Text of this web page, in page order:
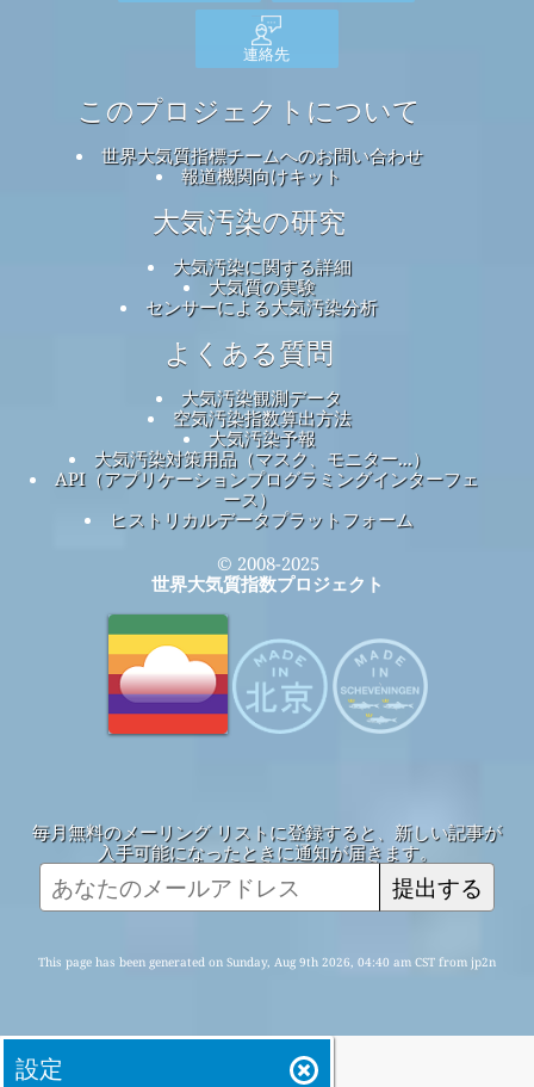
連絡先
このプロジェクトについて
世界大気質指標チームへのお問い合わせ
報道機関向けキット
大気汚染の研究
大気汚染に関する詳細
大気質の実験
センサーによる大気汚染分析
よくある質問
大気汚染観測データ
空気汚染指数算出方法
大気汚染予報
大気汚染対策用品（マスク、モニター...）
API（アプリケーションプログラミングインターフェ
ース）
ヒストリカルデータプラットフォーム
© 2008-2025
世界大気質指数プロジェクト
毎月無料のメーリング リストに登録すると、新しい記事が
入手可能になったときに通知が届きます。
提出する
This page has been generated on Sunday, Aug 9th 2026, 04:40 am CST from jp2n
設定